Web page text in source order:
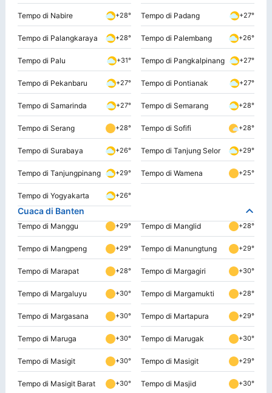
Tempo di Nabire +28° Tempo di Padang +27°
Tempo di Palangkaraya +28° Tempo di Palembang +26°
Tempo di Palu +31° Tempo di Pangkalpinang +27°
Tempo di Pekanbaru +27° Tempo di Pontianak +27°
Tempo di Samarinda +27° Tempo di Semarang +28°
Tempo di Serang +28° Tempo di Sofifi +28°
Tempo di Surabaya +26° Tempo di Tanjung Selor +29°
Tempo di Tanjungpinang +29° Tempo di Wamena +25°
Tempo di Yogyakarta +26°
Cuaca di Banten
Tempo di Manggu +29° Tempo di Manglid +28°
Tempo di Mangpeng +29° Tempo di Manungtung +29°
Tempo di Marapat +28° Tempo di Margagiri +30°
Tempo di Margaluyu +30° Tempo di Margamukti +28°
Tempo di Margasana +30° Tempo di Martapura +29°
Tempo di Maruga +30° Tempo di Marugak +30°
Tempo di Masigit +30° Tempo di Masigit +29°
Tempo di Masigit Barat +30° Tempo di Masjid +30°